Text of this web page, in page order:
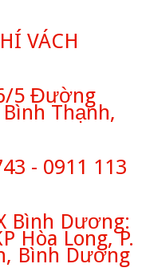
VÁCH
5 Đường
Thạnh,
- 0911 113
Bình Dương:
Hòa Long, P.
Bình Dương